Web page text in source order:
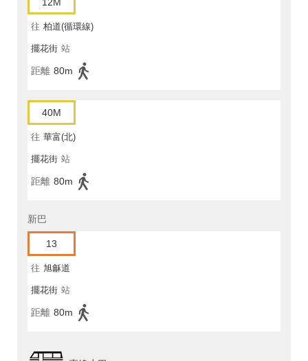
12M
往 柏道(循環線)
擺花街 站
距離 80m
40M
往 華富(北)
擺花街 站
距離 80m
新巴
13
往 旭龢道
擺花街 站
距離 80m